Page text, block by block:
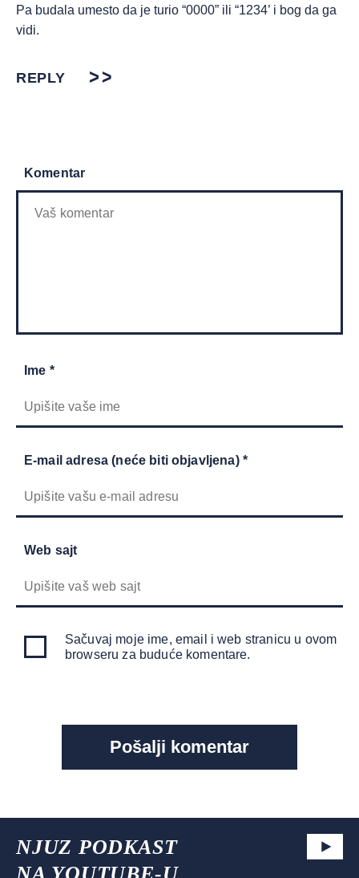
Pa budala umesto da je turio “0000” ili “1234’ i bog da ga
vidi.
REPLY
Komentar
Ime *
E-mail adresa (neće biti objavljena) *
Web sajt
Sačuvaj moje ime, email i web stranicu u ovom
browseru za buduće komentare.
NJUZ PODKAST